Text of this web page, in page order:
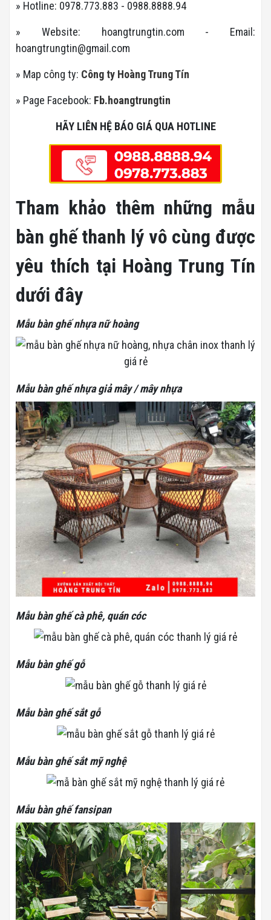
» Hotline: 0978.773.883 - 0988.8888.94
» Website: hoangtrungtin.com - Email:
hoangtrungtin@gmail.com
» Map công ty: Công ty Hoàng Trung Tín
» Page Facebook: Fb.hoangtrungtin
HÃY LIÊN HỆ BÁO GIÁ QUA HOTLINE
Tham khảo thêm những mẫu
bàn ghế thanh lý vô cùng được
yêu thích tại Hoàng Trung Tín
dưới đây
Mẫu bàn ghế nhựa nữ hoàng
Mẫu bàn ghế nhựa giả mây / mây nhựa
Mẫu bàn ghế cà phê, quán cóc
Mẫu bàn ghế gỗ
Mẫu bàn ghế sắt gỗ
Mẫu bàn ghế sắt mỹ nghệ
Mẫu bàn ghế fansipan